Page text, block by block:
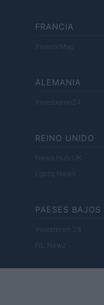
FRANCIA
InvestirMag
ALEMANIA
Investieren24
REINO UNIDO
News Hub UK
Lgbtq News
PAESES BAJOS
Investeren 24
NL Newz